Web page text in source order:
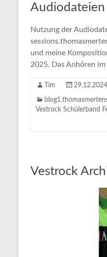
Nutzung der
und meine
2025. Das Anhören
Tim 29.12.2024
Vestrock Schülerband
Vestrock